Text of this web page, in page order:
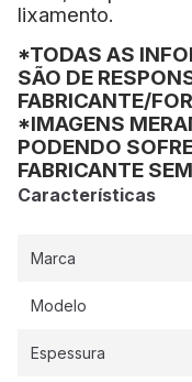
lixamento.
*TODAS AS
SÃO DE
FABRICANTE/
*IMAGENS
PODENDO
FABRICANTE
Características
Marca
Modelo
Espessura